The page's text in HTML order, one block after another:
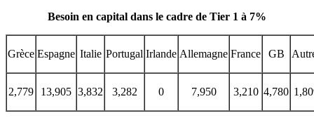
Besoin en capital dans le cadre de Tier 1 à 7%
Grèce Espagne Italie Portugal Irlande Allemagne France GB
2,779 13,905 3,832 3,282 0 7,950 3,210 4,780